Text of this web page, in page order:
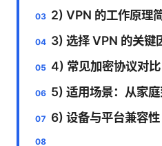
2) VPN 的工作原理
3) 选择 VPN 的关键
4) 常见加密协议对比
5) 适用场景：从家
6) 设备与平台兼容性